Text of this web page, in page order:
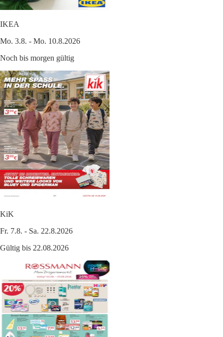
IKEA
Mo. 3.8. - Mo. 10.8.2026
Noch bis morgen gültig
KiK
Fr. 7.8. - Sa. 22.8.2026
Gültig bis 22.08.2026